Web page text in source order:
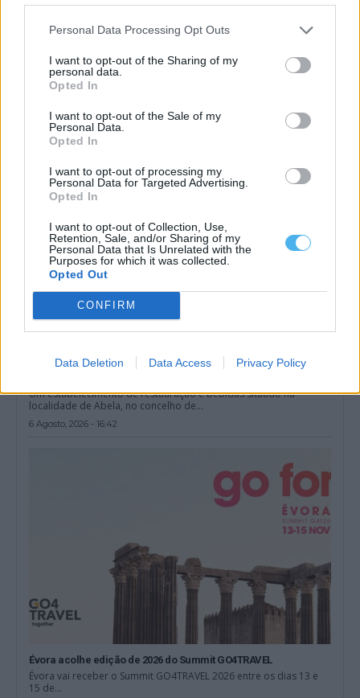
Personal Data Processing Opt Outs
I want to opt-out of the Sharing of my
personal data.
Opted In
I want to opt-out of the Sale of my
Personal Data.
Opted In
I want to opt-out of processing my
Personal Data for Targeted Advertising.
Opted In
I want to opt-out of Collection, Use,
Retention, Sale, and/or Sharing of my
Personal Data that Is Unrelated with the
Purposes for which it was collected.
Opted Out
CONFIRM
Data Deletion Data Access Privacy Policy
Freguesias afetadas pela tempestade Kristin podem
candidatar-se ao Fundo de Emergência Municipal
candidatar-se ao Fundo de Emergência Municipal (FEM)...
6 Agosto, 2026 - 17:00
Fiscalização da GNR termina com encerramento de
Um estabelecimento de restauração e bebidas situado na
localidade de Abela, no concelho de...
6 Agosto, 2026 - 16:42
Évora acolhe edição de 2026 do Summit GO4TRAVEL
Évora vai receber o Summit GO4TRAVEL 2026 entre os dias 13 e
15 de...